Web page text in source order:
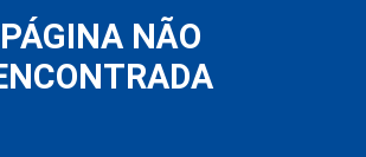
PÁGINA NÃO